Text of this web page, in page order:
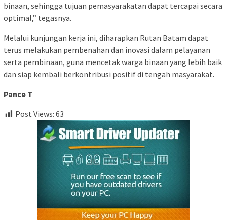
binaan, sehingga tujuan pemasyarakatan dapat tercapai secara
optimal,” tegasnya.
Melalui kunjungan kerja ini, diharapkan Rutan Batam dapat
terus melakukan pembenahan dan inovasi dalam pelayanan
serta pembinaan, guna mencetak warga binaan yang lebih baik
dan siap kembali berkontribusi positif di tengah masyarakat.
Pance T
Post Views: 63